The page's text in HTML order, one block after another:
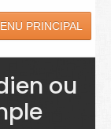
PRINCIPAL
ou